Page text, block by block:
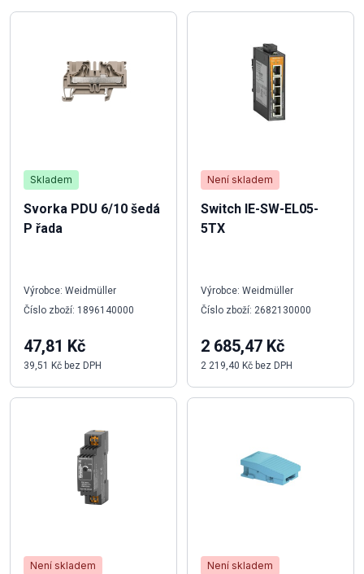
Skladem
Svorka PDU 6/10 šedá
P řada
Výrobce: Weidmüller
Číslo zboží: 1896140000
47,81 Kč
39,51 Kč bez DPH
Není skladem
Není skladem
Switch IE-SW-EL05-
5TX
Výrobce: Weidmüller
Číslo zboží: 2682130000
2 685,47 Kč
2 219,40 Kč bez DPH
Není skladem